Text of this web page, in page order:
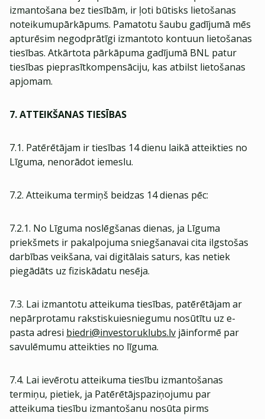
izmantošana bez tiesībām, ir ļoti būtisks lietošanas
noteikumupārkāpums. Pamatotu šaubu gadījumā mēs
apturēsim negodprātīgi izmantoto kontuun lietošanas
tiesības. Atkārtota pārkāpuma gadījumā BNL patur
tiesības pieprasītkompensāciju, kas atbilst lietošanas
apjomam.
7. ATTEIKŠANAS TIESĪBAS
7.1. Patērētājam ir tiesības 14 dienu laikā atteikties no
Līguma, nenorādot iemeslu.
7.2. Atteikuma termiņš beidzas 14 dienas pēc:
7.2.1. No Līguma noslēgšanas dienas, ja Līguma
priekšmets ir pakalpojuma sniegšanavai cita ilgstošas
darbības veikšana, vai digitālais saturs, kas netiek
piegādāts uz fiziskādatu nesēja.
7.3. Lai izmantotu atteikuma tiesības, patērētājam ar
nepārprotamu rakstiskuiesniegumu nosūtītu uz e-
pasta adresi biedri@investoruklubs.lv jāinformē par
savulēmumu atteikties no līguma.
7.4. Lai ievērotu atteikuma tiesību izmantošanas
termiņu, pietiek, ja Patērētājspaziņojumu par
atteikuma tiesību izmantošanu nosūta pirms